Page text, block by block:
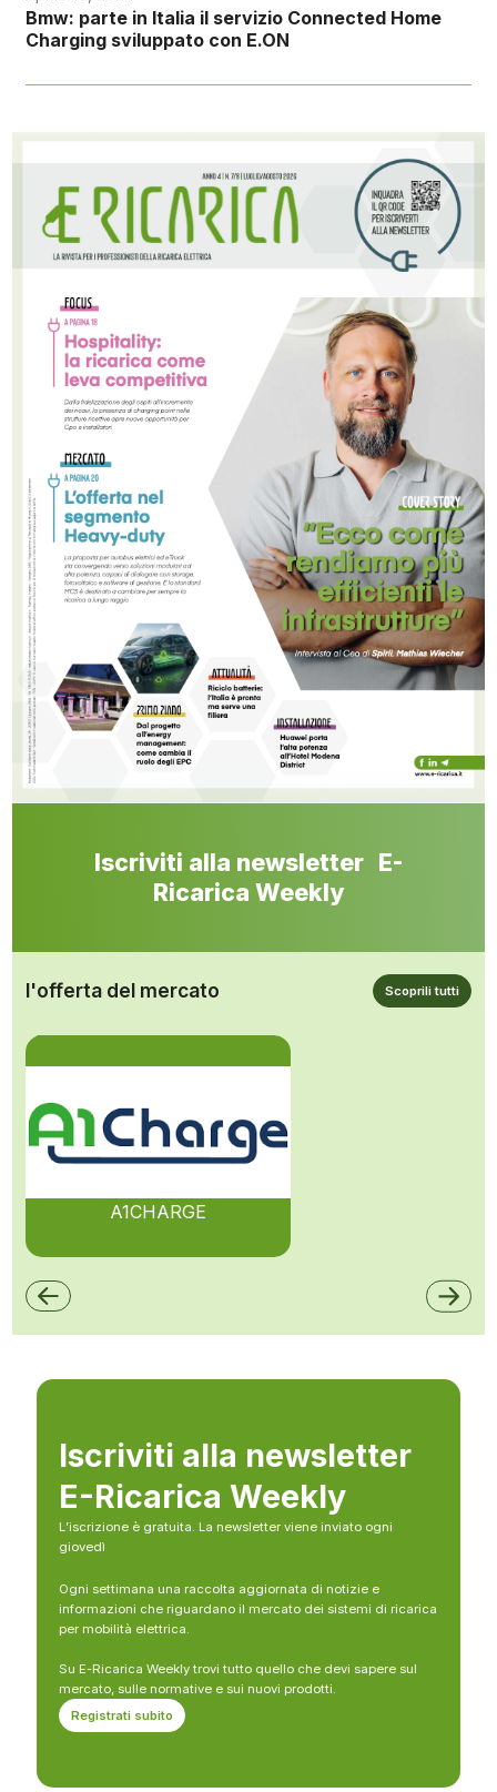
Bmw: parte in Italia il servizio Connected Home
Charging sviluppato con E.ON
Iscriviti alla newsletter E-
Ricarica Weekly
l'offerta del mercato Scoprili tutti
A1CHARGE
Iscriviti alla newsletter
E-Ricarica Weekly
L’iscrizione è gratuita. La newsletter viene inviato ogni
giovedì
Ogni settimana una raccolta aggiornata di notizie e
informazioni che riguardano il mercato dei sistemi di ricarica
per mobilità elettrica.
Su E-Ricarica Weekly trovi tutto quello che devi sapere sul
mercato, sulle normative e sui nuovi prodotti.
Registrati subito